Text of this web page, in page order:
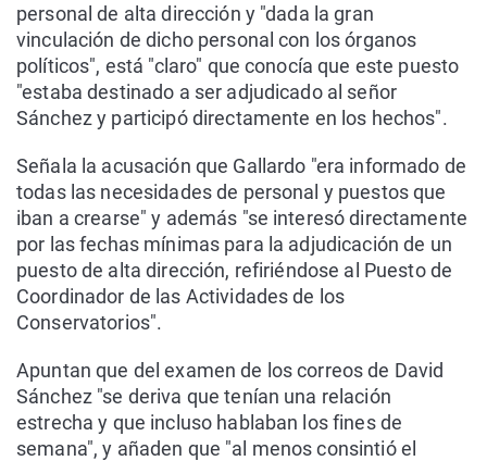
personal de alta dirección y "dada la gran
vinculación de dicho personal con los órganos
políticos", está "claro" que conocía que este puesto
"estaba destinado a ser adjudicado al señor
Sánchez y participó directamente en los hechos".
Señala la acusación que Gallardo "era informado de
todas las necesidades de personal y puestos que
iban a crearse" y además "se interesó directamente
por las fechas mínimas para la adjudicación de un
puesto de alta dirección, refiriéndose al Puesto de
Coordinador de las Actividades de los
Conservatorios".
Apuntan que del examen de los correos de David
Sánchez "se deriva que tenían una relación
estrecha y que incluso hablaban los fines de
semana", y añaden que "al menos consintió el